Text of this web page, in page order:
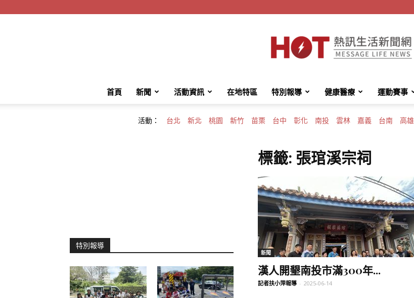
HotMessage
熱
訊
首頁 新聞 活動資訊 在地特區 特別報導 健康醫療 運動賽事
活動： 台北 新北 桃園 新竹 苗栗 台中 彰化 南投 雲林 嘉義 台南 高雄
標籤: 張琯溪宗祠
新聞
漢人開墾南投市滿300年...
記者扶小萍報導 - 2025-06-14
特別報導